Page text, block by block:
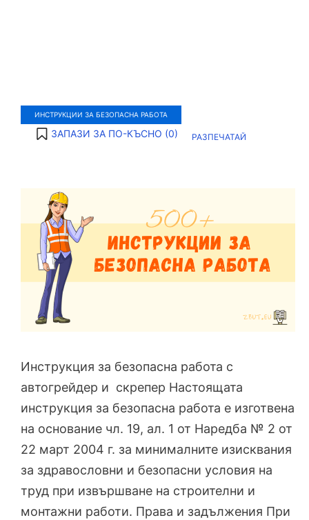
ИНСТРУКЦИИ ЗА БЕЗОПАСНА РАБОТА
ЗАПАЗИ ЗА ПО-КЪСНО (0) РАЗПЕЧАТАЙ
Инструкция за безопасна работа с
автогрейдер и скрепер Настоящата
инструкция за безопасна работа е изготвена
на основание чл. 19, ал. 1 от Наредба № 2 от
22 март 2004 г. за минималните изисквания
за здравословни и безопасни условия на
труд при извършване на строителни и
монтажни работи. Права и задължения При